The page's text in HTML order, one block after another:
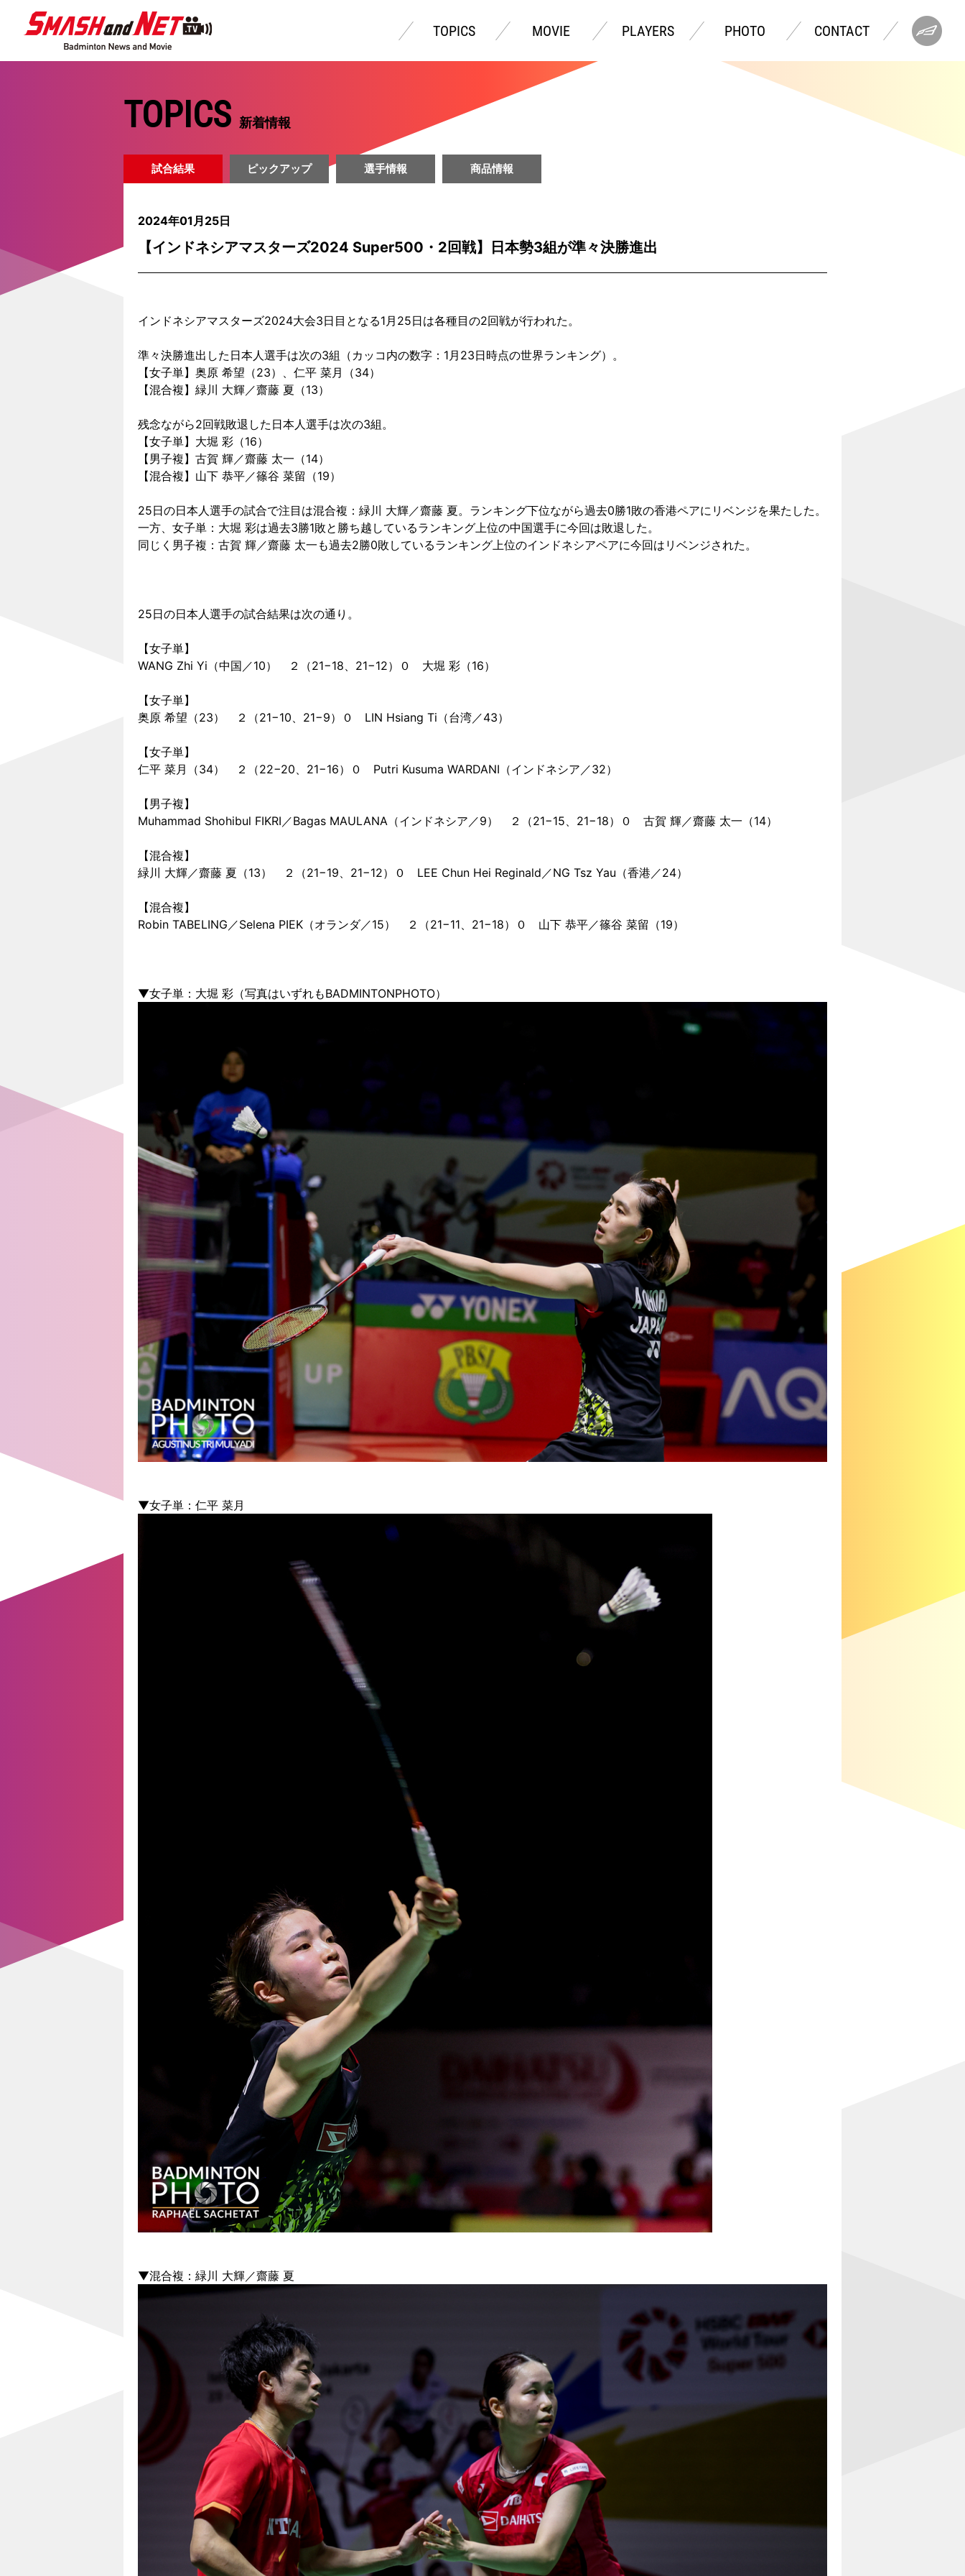
TOPICS MOVIE PLAYERS PHOTO CONTACT
TOPICS 新着情報
試合結果 ピックアップ 選手情報 商品情報
2024年01月25日
【インドネシアマスターズ2024 Super500・2回戦】日本勢3組が準々決勝進出
インドネシアマスターズ2024大会3日目となる1月25日は各種目の2回戦が行われた。
準々決勝進出した日本人選手は次の3組（カッコ内の数字：1月23日時点の世界ランキング）。
【女子単】奥原 希望（23）、仁平 菜月（34）
【混合複】緑川 大輝／齋藤 夏（13）
残念ながら2回戦敗退した日本人選手は次の3組。
【女子単】大堀 彩（16）
【男子複】古賀 輝／齋藤 太一（14）
【混合複】山下 恭平／篠谷 菜留（19）
25日の日本人選手の試合で注目は混合複：緑川 大輝／齋藤 夏。ランキング下位ながら過去0勝1敗の香港ペアにリベンジを果たした。
一方、女子単：大堀 彩は過去3勝1敗と勝ち越しているランキング上位の中国選手に今回は敗退した。
同じく男子複：古賀 輝／齋藤 太一も過去2勝0敗しているランキング上位のインドネシアペアに今回はリベンジされた。
25日の日本人選手の試合結果は次の通り。
【女子単】
WANG Zhi Yi（中国／10） ２（21−18、21−12）０ 大堀 彩（16）
【女子単】
奥原 希望（23） ２（21−10、21−9）０ LIN Hsiang Ti（台湾／43）
【女子単】
仁平 菜月（34） ２（22−20、21−16）０ Putri Kusuma WARDANI（インドネシア／32）
【男子複】
Muhammad Shohibul FIKRI／Bagas MAULANA（インドネシア／9） ２（21−15、21−18）０ 古賀 輝／齋藤 太一（14）
【混合複】
緑川 大輝／齋藤 夏（13） ２（21−19、21−12）０ LEE Chun Hei Reginald／NG Tsz Yau（香港／24）
【混合複】
Robin TABELING／Selena PIEK（オランダ／15） ２（21−11、21−18）０ 山下 恭平／篠谷 菜留（19）
▼女子単：大堀 彩（写真はいずれもBADMINTONPHOTO）
▼女子単：仁平 菜月
▼混合複：緑川 大輝／齋藤 夏